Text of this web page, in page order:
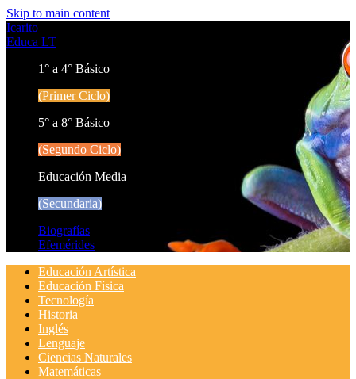
Skip to main content
Icarito
Educa LT
1° a 4° Básico
(Primer Ciclo)
5° a 8° Básico
(Segundo Ciclo)
Educación Media
(Secundaria)
Biografías
Efemérides
Educación Artística
Educación Física
Tecnología
Historia
Inglés
Lenguaje
Ciencias Naturales
Matemáticas